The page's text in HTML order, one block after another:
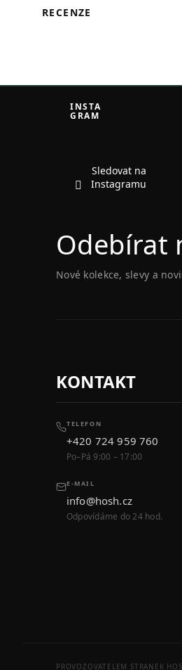
RECENZE
INSTA
GRAM
Sledovat na
Instagramu
Odebírat
Nové kolekce, slevy a
KONTAKT
TELEFON
+420 724 959 760
Po–Pá 9:00 – 17:00
E-MAIL
info@hosh.cz
Odpovídáme do 24 hod.
PROVOZOVATELEM STRANEK